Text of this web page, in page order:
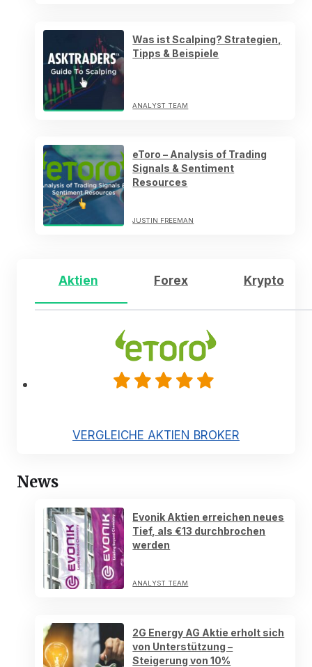
Was ist Scalping? Strategien,
Tipps & Beispiele
ANALYST TEAM
eToro – Analysis of Trading
Signals & Sentiment
Resources
JUSTIN FREEMAN
Aktien Forex Krypto
VERGLEICHE AKTIEN BROKER
News
Evonik Aktien erreichen neues
Tief, als €13 durchbrochen
werden
ANALYST TEAM
2G Energy AG Aktie erholt sich
von Unterstützung –
Steigerung von 10%